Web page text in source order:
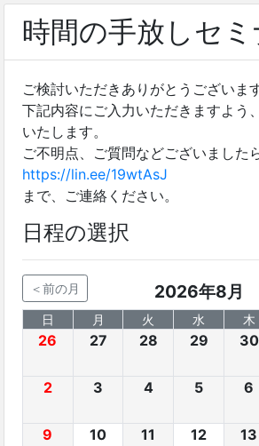
時間の手放しセ
ご検討いただきありがとうございます
下記内容にご入力いただきますよう
いたします。
ご不明点、ご質問などございました
https://lin.ee/19wtAsJ
まで、ご連絡ください。
日程の選択
＜前の月 2026年8月
日 月 火 水 木
26 27 28 29 30
2 3 4 5 6
9
10
11
12
13